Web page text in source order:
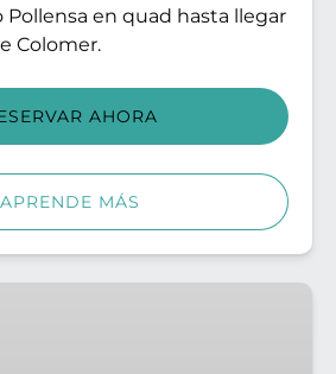
Pollensa en quad hasta llegar
Colomer.
AHORA
APRENDE MÁS